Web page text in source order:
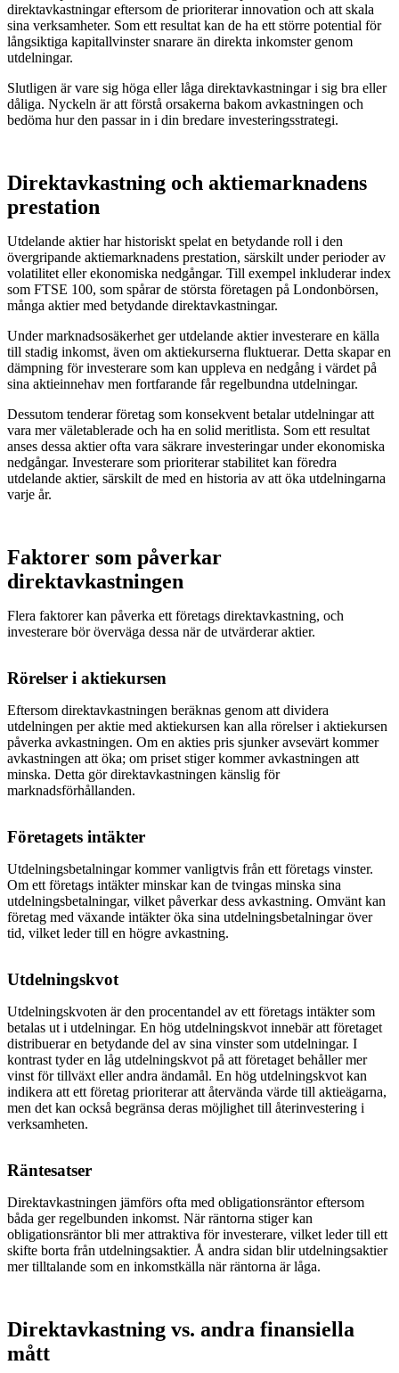
direktavkastningar eftersom de prioriterar innovation och att skala
sina verksamheter. Som ett resultat kan de ha ett större potential för
långsiktiga kapitallvinster snarare än direkta inkomster genom
utdelningar.
Slutligen är vare sig höga eller låga direktavkastningar i sig bra eller
dåliga. Nyckeln är att förstå orsakerna bakom avkastningen och
bedöma hur den passar in i din bredare investeringsstrategi.
Direktavkastning och aktiemarknadens
prestation
Utdelande aktier har historiskt spelat en betydande roll i den
övergripande aktiemarknadens prestation, särskilt under perioder av
volatilitet eller ekonomiska nedgångar. Till exempel inkluderar index
som FTSE 100, som spårar de största företagen på Londonbörsen,
många aktier med betydande direktavkastningar.
Under marknadsosäkerhet ger utdelande aktier investerare en källa
till stadig inkomst, även om aktiekurserna fluktuerar. Detta skapar en
dämpning för investerare som kan uppleva en nedgång i värdet på
sina aktieinnehav men fortfarande får regelbundna utdelningar.
Dessutom tenderar företag som konsekvent betalar utdelningar att
vara mer väletablerade och ha en solid meritlista. Som ett resultat
anses dessa aktier ofta vara säkrare investeringar under ekonomiska
nedgångar. Investerare som prioriterar stabilitet kan föredra
utdelande aktier, särskilt de med en historia av att öka utdelningarna
varje år.
Faktorer som påverkar
direktavkastningen
Flera faktorer kan påverka ett företags direktavkastning, och
investerare bör överväga dessa när de utvärderar aktier.
Rörelser i aktiekursen
Eftersom direktavkastningen beräknas genom att dividera
utdelningen per aktie med aktiekursen kan alla rörelser i aktiekursen
påverka avkastningen. Om en akties pris sjunker avsevärt kommer
avkastningen att öka; om priset stiger kommer avkastningen att
minska. Detta gör direktavkastningen känslig för
marknadsförhållanden.
Företagets intäkter
Utdelningsbetalningar kommer vanligtvis från ett företags vinster.
Om ett företags intäkter minskar kan de tvingas minska sina
utdelningsbetalningar, vilket påverkar dess avkastning. Omvänt kan
företag med växande intäkter öka sina utdelningsbetalningar över
tid, vilket leder till en högre avkastning.
Utdelningskvot
Utdelningskvoten är den procentandel av ett företags intäkter som
betalas ut i utdelningar. En hög utdelningskvot innebär att företaget
distribuerar en betydande del av sina vinster som utdelningar. I
kontrast tyder en låg utdelningskvot på att företaget behåller mer
vinst för tillväxt eller andra ändamål. En hög utdelningskvot kan
indikera att ett företag prioriterar att återvända värde till aktieägarna,
men det kan också begränsa deras möjlighet till återinvestering i
verksamheten.
Räntesatser
Direktavkastningen jämförs ofta med obligationsräntor eftersom
båda ger regelbunden inkomst. När räntorna stiger kan
obligationsräntor bli mer attraktiva för investerare, vilket leder till ett
skifte borta från utdelningsaktier. Å andra sidan blir utdelningsaktier
mer tilltalande som en inkomstkälla när räntorna är låga.
Direktavkastning vs. andra finansiella
mått